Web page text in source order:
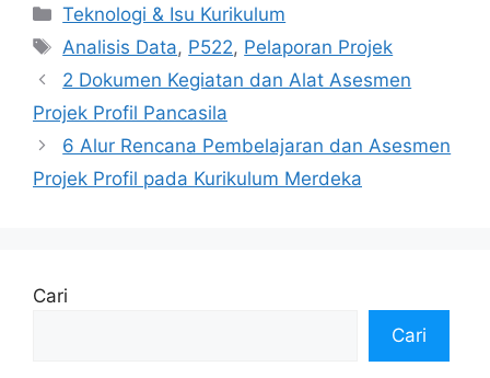
Kategori
Teknologi & Isu Kurikulum
Tag
Analisis Data, P522, Pelaporan Projek
2 Dokumen Kegiatan dan Alat Asesmen
Projek Profil Pancasila
6 Alur Rencana Pembelajaran dan Asesmen
Projek Profil pada Kurikulum Merdeka
Cari
Cari